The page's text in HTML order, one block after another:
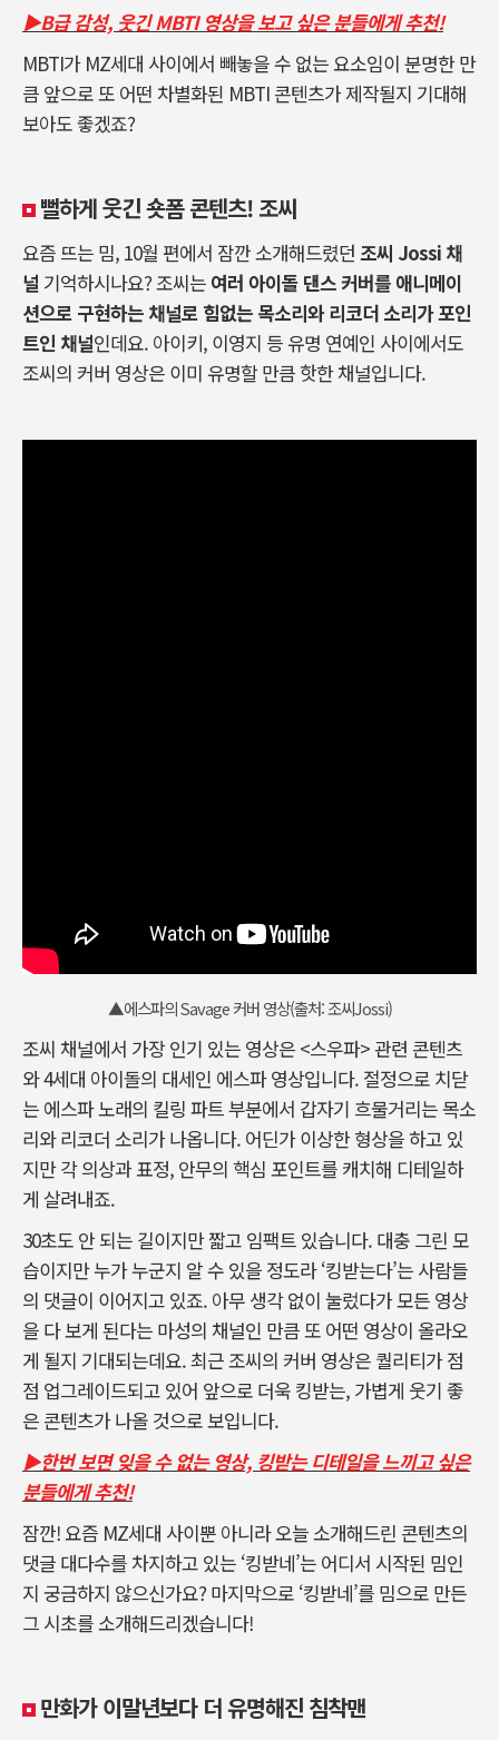
▶B급 감성, 웃긴 MBTI 영상을 보고 싶은 분들에게 추천!
MBTI가 MZ세대 사이에서 빼놓을 수 없는 요소임이 분명한 만
큼 앞으로 또 어떤 차별화된 MBTI 콘텐츠가 제작될지 기대해
보아도 좋겠죠?
뻘하게 웃긴 숏폼 콘텐츠! 조씨
요즘 뜨는 밈, 10월 편에서 잠깐 소개해드렸던 조씨 Jossi 채
널 기억하시나요? 조씨는 여러 아이돌 댄스 커버를 애니메이
션으로 구현하는 채널로 힘없는 목소리와 리코더 소리가 포인
트인 채널인데요. 아이키, 이영지 등 유명 연예인 사이에서도
조씨의 커버 영상은 이미 유명할 만큼 핫한 채널입니다.
▲에스파의 Savage 커버 영상(출처: 조씨Jossi)
조씨 채널에서 가장 인기 있는 영상은 <스우파> 관련 콘텐츠
와 4세대 아이돌의 대세인 에스파 영상입니다. 절정으로 치닫
는 에스파 노래의 킬링 파트 부분에서 갑자기 흐물거리는 목소
리와 리코더 소리가 나옵니다. 어딘가 이상한 형상을 하고 있
지만 각 의상과 표정, 안무의 핵심 포인트를 캐치해 디테일하
게 살려내죠.
30초도 안 되는 길이지만 짧고 임팩트 있습니다. 대충 그린 모
습이지만 누가 누군지 알 수 있을 정도라 ‘킹받는다’는 사람들
의 댓글이 이어지고 있죠. 아무 생각 없이 눌렀다가 모든 영상
을 다 보게 된다는 마성의 채널인 만큼 또 어떤 영상이 올라오
게 될지 기대되는데요. 최근 조씨의 커버 영상은 퀄리티가 점
점 업그레이드되고 있어 앞으로 더욱 킹받는, 가볍게 웃기 좋
은 콘텐츠가 나올 것으로 보입니다.
▶한번 보면 잊을 수 없는 영상, 킹받는 디테일을 느끼고 싶은
분들에게 추천!
잠깐! 요즘 MZ세대 사이뿐 아니라 오늘 소개해드린 콘텐츠의
댓글 대다수를 차지하고 있는 ‘킹받네’는 어디서 시작된 밈인
지 궁금하지 않으신가요? 마지막으로 ‘킹받네’를 밈으로 만든
그 시초를 소개해드리겠습니다!
만화가 이말년보다 더 유명해진 침착맨